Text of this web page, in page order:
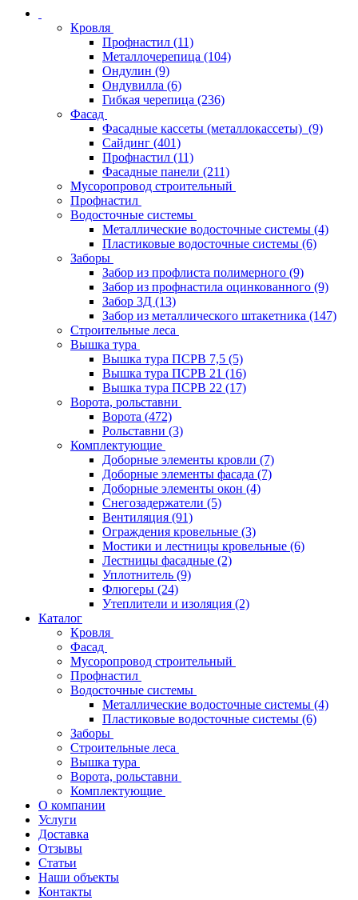
Кровля
Профнастил (11)
Металлочерепица (104)
Ондулин (9)
Ондувилла (6)
Гибкая черепица (236)
Фасад
Фасадные кассеты (металлокассеты) (9)
Сайдинг (401)
Профнастил (11)
Фасадные панели (211)
Мусоропровод строительный
Профнастил
Водосточные системы
Металлические водосточные системы (4)
Пластиковые водосточные системы (6)
Заборы
Забор из профлиста полимерного (9)
Забор из профнастила оцинкованного (9)
Забор 3Д (13)
Забор из металлического штакетника (147)
Строительные леса
Вышка тура
Вышка тура ПСРВ 7,5 (5)
Вышка тура ПСРВ 21 (16)
Вышка тура ПСРВ 22 (17)
Ворота, рольставни
Ворота (472)
Рольставни (3)
Комплектующие
Доборные элементы кровли (7)
Доборные элементы фасада (7)
Доборные элементы окон (4)
Снегозадержатели (5)
Вентиляция (91)
Ограждения кровельные (3)
Мостики и лестницы кровельные (6)
Лестницы фасадные (2)
Уплотнитель (9)
Флюгеры (24)
Утеплители и изоляция (2)
Каталог
Кровля
Фасад
Мусоропровод строительный
Профнастил
Водосточные системы
Металлические водосточные системы (4)
Пластиковые водосточные системы (6)
Заборы
Строительные леса
Вышка тура
Ворота, рольставни
Комплектующие
О компании
Услуги
Доставка
Отзывы
Статьи
Наши объекты
Контакты